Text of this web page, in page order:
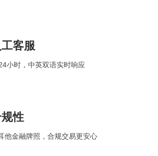
工客服
小时，中英双语实时响应
性
他金融牌照，合规交易更安心